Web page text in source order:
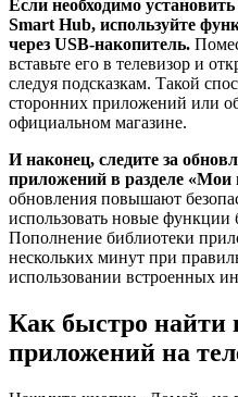
Если необходимо
Smart Hub, используйте
через USB-накопитель.
вставьте его в телевизор и
следуя подсказкам. Такой
сторонних приложений или
официальном магазине.
И наконец, следите за
приложений в разделе «Мои
обновления повышают
использовать новые функции
Пополнение библиотеки
нескольких минут при
использовании встроенных
Как быстро найти
приложений на